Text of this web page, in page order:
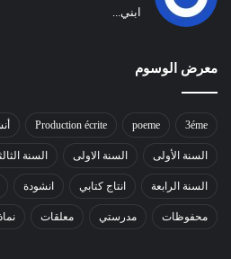
ابني...
معرض الوسوم
3éme
poeme
Production écrite
السنة الأولى السنة الاولى السنة
السنة الرابعة انتاج كتابي انشودة
محفوظات مدرستي معلقات